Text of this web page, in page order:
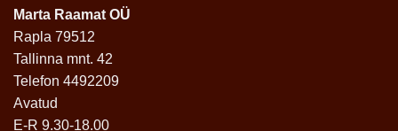
Marta Raamat OÜ
Rapla 79512
Tallinna mnt. 42
Telefon 4492209
Avatud
E-R 9.30-18.00